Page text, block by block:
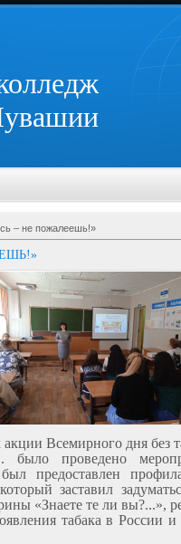
– не пожалеешь!»
Всемирного дня без
проведено
предоставлен
заставил
«Знаете те ли вы?...»,
табака в России и